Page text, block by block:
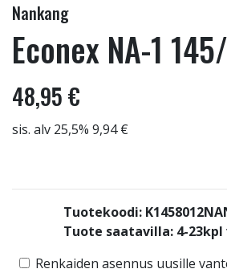
Nankang
Econex NA-1
48,95 €
sis. alv 25,5% 9,94 €
Tuotekoodi:
Tuote saatavilla: 4-
Renkaiden asennus uusille